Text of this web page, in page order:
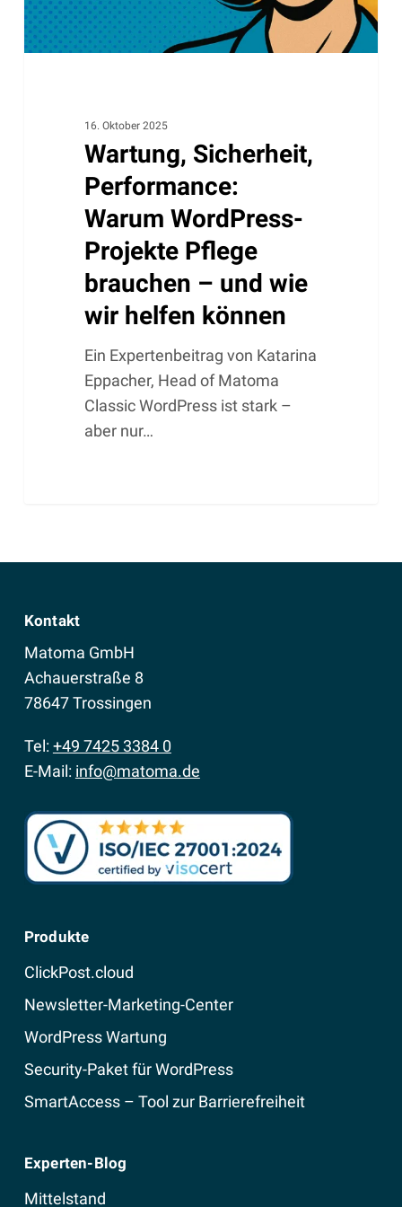
–
und
16. Oktober 2025
Wartung, Sicherheit,
Performance:
Warum WordPress-
Projekte Pflege
brauchen – und wie
wir helfen können
Ein Expertenbeitrag von Katarina
Eppacher, Head of Matoma
Classic WordPress ist stark –
aber nur…
Kontakt
Matoma GmbH
Achauerstraße 8
78647 Trossingen
Tel:+49 7425 3384 0
E-Mail: info@matoma.de
Produkte
ClickPost.cloud
Newsletter-Marketing-Center
WordPress Wartung
Security-Paket für WordPress
SmartAccess – Tool zur Barrierefreiheit
Experten-Blog
Mittelstand